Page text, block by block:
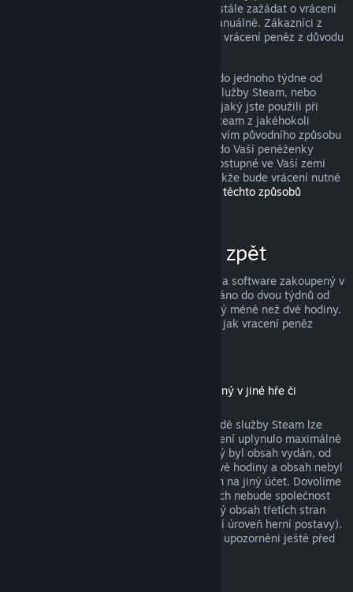
peněz, avšak i když je nesplníte, můžete stále zažádat o vrácení
peněz a my Vaši žádost zkontrolujeme manuálně. Zákazníci z
některých zemí mohou mít navíc práva na vrácení peněz z důvodu
Peníze Vám budou v plné výši navráceny do jednoho týdne od
schválení, a to buďto do Vaší peněženky služby Steam, nebo
prostřednictvím stejného způsobu platby, jaký jste použili při
nákupu produktu. Pokud nebude služba Steam z jakéhokoli
důvodu schopna vrátit peníze prostřednictvím původního způsobu
platby, budou peníze v plné výši vráceny do Vaší peněženky
služby Steam. (Některé způsoby platby dostupné ve Vaší zemi
totiž nemusí podporovat vracení peněz, takže bude vrácení nutné
Kompletní seznam těchto způsobů
Za co lze získat peníze zpět
Služba Steam nabízí vrácení peněz za hry a software zakoupený v
obchodě Steam, pokud je o vrácení zažádáno do dvou týdnů od
zakoupení a uživatel měl produkt spuštěný méně než dvě hodiny.
Níže si můžete přečíst kompletní přehled, jak vracení peněz
(produkt z obchodu služby Steam použitelný v jiné hře či
Za stáhnutelný obsah zakoupený v obchodě služby Steam lze
získat peníze zpět, pokud od jeho zakoupení uplynulo maximálně
čtrnáct dní, uživatel měl produkt, pro který byl obsah vydán, od
zakoupení obsahu spuštěný maximálně dvě hodiny a obsah nebyl
nijak spotřebován, změněn nebo převeden na jiný účet. Dovolíme
si upozornit na fakt, že v určitých případech nebude společnost
Valve schopna vrátit peníze za stáhnutelný obsah třetích stran
(například pokud obsah nenávratně navýší úroveň herní postavy).
Na tyto výjimky budou uživatelé výslovně upozorněni ještě před